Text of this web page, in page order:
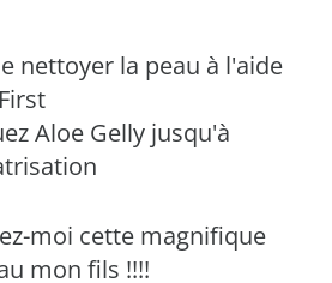
nettoyer la peau à l'aide
Aloe Gelly jusqu'à
moi cette magnifique
mon fils !!!!